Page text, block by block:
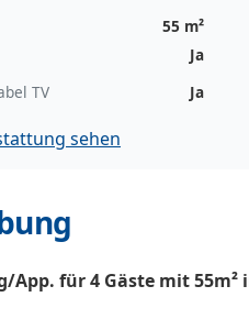
55 m²
Ja
TV
Ja
sehen
App. für 4 Gäste mit